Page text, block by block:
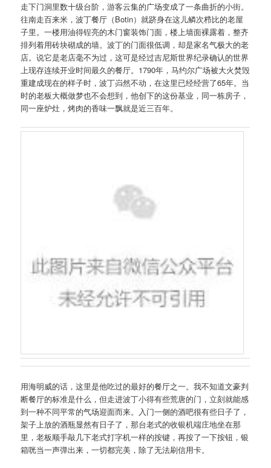
走下门洞里数十级台阶，游客云集的广场变成了一条曲折的小街。
往南走百来米，波丁餐厅（Botin）就跻身在这儿鳞次栉比的老屋
子里。一楼用油得锃亮的木门窗装饰门面，楼上墙面裸露着，整齐
排列着用砖块砌成的墙。波丁的门面很低调，却是家名气极大的老
店。说它是老店毫不为过，这可是经过吉尼斯世界纪录确认的世界
上现存连续开业时间最久的餐厅。1790年，马约尔广场被大火焚毁
重建成现在的样子时，波丁岿然不动，在这里已经经营了65年。当
时的老板大概做梦也不会想到，他创下的这份基业，同一栋房子，
同一座炉灶，烤肉的香味一飘就是近三百年。
用海明威的话，这里是他吃过的最好的餐厅之一。我不知道文豪判
断餐厅的标准是什么，但走进波丁小得有些荒唐的门，立刻就能感
到一种不同平常的气场迎面而来。入门一侧的酒吧很有些日子了，
架子上放的酒瓶显然有日子了，那台老式的收银机端庄地坐在那
里，老板顺手敲几下老式打字机一样的按键，再按了一下按钮，银
箱咣当一声弹出来，一切都完美，除了无法刷信用卡。